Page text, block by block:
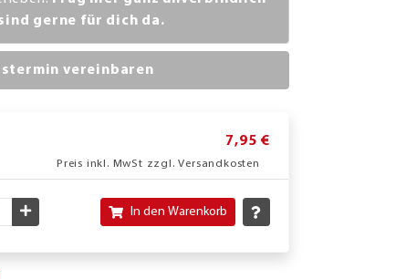
gerne für dich da.
vereinbaren
7,95 €
Preis inkl. MwSt zzgl. Versandkosten
Menge verringern
Gewünschte Menge erhöhen
In den Warenkorb